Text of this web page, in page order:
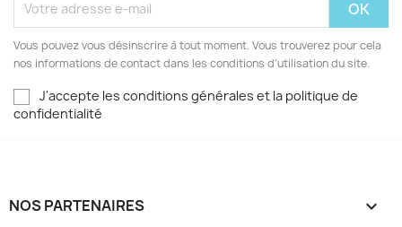
Vous pouvez vous désinscrire à tout moment. Vous trouverez pour cela
nos informations de contact dans les conditions d'utilisation du site.
J'accepte les conditions générales et la politique de
confidentialité
NOS PARTENAIRES 